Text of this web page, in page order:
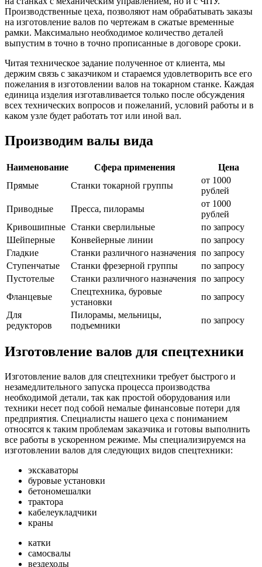
Производственные цеха, позволяют нам обрабатывать заказы
на изготовление валов по чертежам в сжатые временные
рамки. Максимально необходимое количество деталей
выпустим в точно в точно прописанные в договоре сроки.
Читая техническое задание полученное от клиента, мы
держим связь с заказчиком и стараемся удовлетворить все его
пожелания в изготовлении валов на токарном станке. Каждая
единица изделия изготавливается только после обсуждения
всех технических вопросов и пожеланий, условий работы и в
каком узле будет работать тот или иной вал.
Производим валы вида
Наименование Сфера применения
Цена
Прямые
Станки токарной группы
от 1000
рублей
Приводные
Пресса, пилорамы
от 1000
рублей
Кривошипные Станки сверлильные
по запросу
Шейперные
Конвейерные линии
по запросу
Гладкие
Станки различного назначения по запросу
Ступенчатые
Станки фрезерной группы
по запросу
Пустотелые
Станки различного назначения по запросу
Фланцевые
Спецтехника, буровые
установки
по запросу
Для
редукторов
Пилорамы, мельницы,
подъемники
по запросу
Изготовление валов для спецтехники
Изготовление валов для спецтехники требует быстрого и
незамедлительного запуска процесса производства
необходимой детали, так как простой оборудования или
техники несет под собой немалые финансовые потери для
предприятия. Специалисты нашего цеха с пониманием
относятся к таким проблемам заказчика и готовы выполнить
все работы в ускоренном режиме. Мы специализируемся на
изготовлении валов для следующих видов спецтехники:
экскаваторы
буровые установки
бетономешалки
трактора
кабелеукладчики
краны
катки
самосвалы
вездеходы